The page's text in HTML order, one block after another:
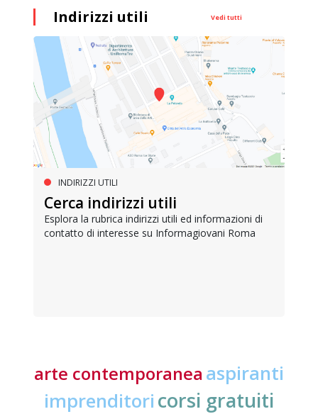
Indirizzi utili Vedi tutti
INDIRIZZI UTILI
Cerca indirizzi utili
Esplora la rubrica indirizzi utili ed informazioni di
contatto di interesse su Informagiovani Roma
arte contemporanea aspiranti
imprenditori corsi gratuiti